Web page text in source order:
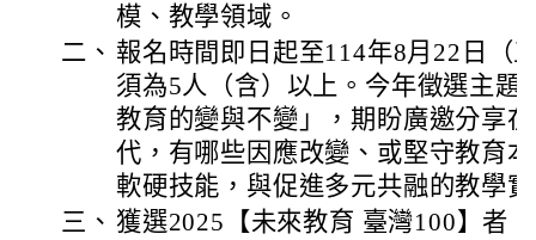
模、教學領域。
二、 報名時間即日起至114年8月22日（
須為5人（含）以上。今年徵選主題
教育的變與不變」，期盼廣邀分享
代，有哪些因應改變、或堅守教育
軟硬技能，與促進多元共融的教學
三、 獲選2025【未來教育 臺灣100】者